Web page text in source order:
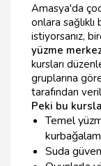
Amasya'da
onlara sağlıklı
istiyorsanız,
yüzme
kursları
gruplarına
tarafından
Peki bu
Temel
Suda